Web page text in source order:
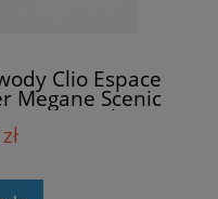
Clio Espace
Megane Scenic
Renault